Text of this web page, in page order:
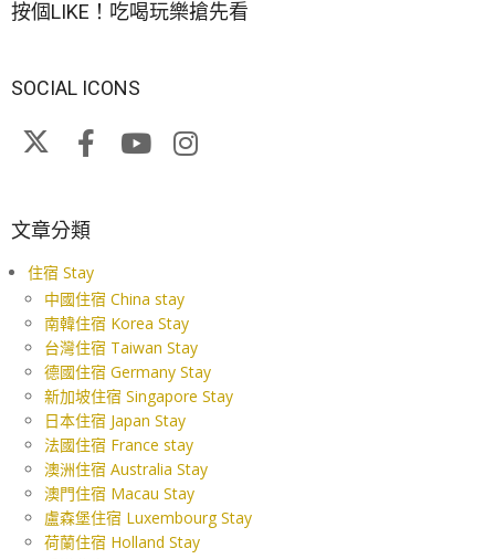
按個LIKE！吃喝玩樂搶先看
SOCIAL ICONS
文章分類
住宿 Stay
中國住宿 China stay
南韓住宿 Korea Stay
台灣住宿 Taiwan Stay
德國住宿 Germany Stay
新加坡住宿 Singapore Stay
日本住宿 Japan Stay
法國住宿 France stay
澳洲住宿 Australia Stay
澳門住宿 Macau Stay
盧森堡住宿 Luxembourg Stay
荷蘭住宿 Holland Stay